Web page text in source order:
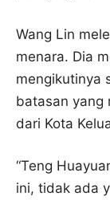
Wang Lin
menara. Dia
mengikutinya
batasan yang
dari Kota
“Teng
ini, tidak ada